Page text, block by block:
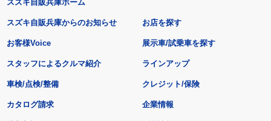
スズキ自販兵庫ホーム
スズキ自販兵庫からのお知らせ
お客様Voice
スタッフによるクルマ紹介
お店を探す
展示車/試乗車を探す
ラインアップ
車検/点検/整備 クレジット/保険
カタログ請求 企業情報